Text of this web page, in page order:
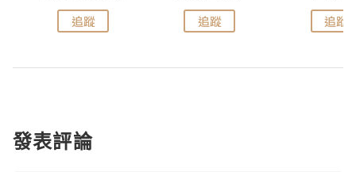
追蹤 追蹤 追蹤
發表評論